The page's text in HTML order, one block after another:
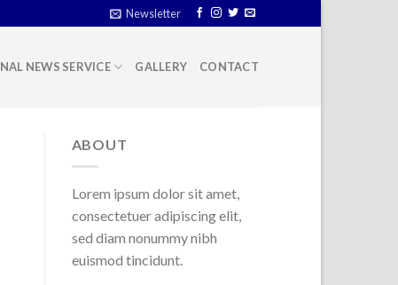
Newsletter
NEWS SERVICE GALLERY CONTACT
ABOUT
Lorem ipsum dolor sit amet,
consectetuer adipiscing elit,
sed diam nonummy nibh
euismod tincidunt.